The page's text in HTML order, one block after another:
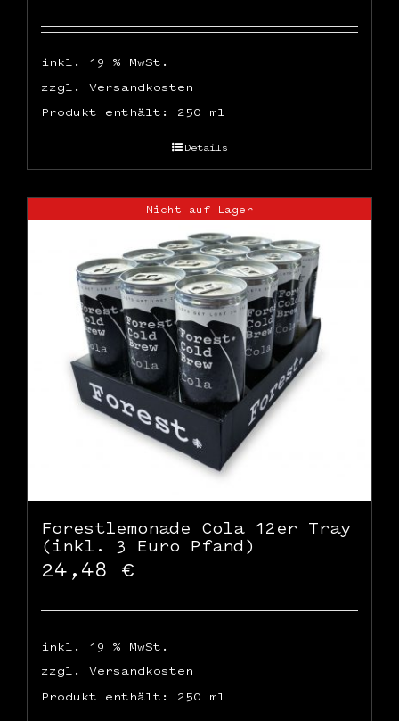
inkl. 19 % MwSt.
zzgl. Versandkosten
Produkt enthält: 250 ml
Details
Nicht auf Lager
Forestlemonade Cola 12er Tray
(inkl. 3 Euro Pfand)
24,48 €
inkl. 19 % MwSt.
zzgl. Versandkosten
Produkt enthält: 250 ml